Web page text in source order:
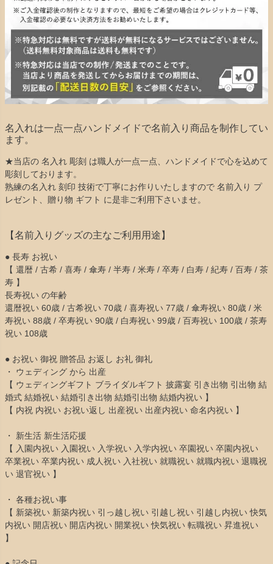
名入れは一点一点ハンドメイドで名前入り商品を制作してい
ます。
★当店の 名入れ 彫刻 は職人が一点一点、ハンドメイドで心を込めて
彫刻しております。
熟練の名入れ 刻印 技術で丁寧にお作りいたしますので 名前入り プ
レゼント、贈り物 ギフト に是非ご利用下さいませ。
【名前入りグッズの主なご利用用途】
● 長寿 お祝い
【 還暦 / 古希 / 喜寿 / 傘寿 / 半寿 / 米寿 / 卒寿 / 白寿 / 紀寿 / 百寿 / 茶
寿 】
長寿祝い の年齢
還暦祝い 60歳 / 古希祝い 70歳 / 喜寿祝い 77歳 / 傘寿祝い 80歳 / 米
寿祝い 88歳 / 卒寿祝い 90歳 / 白寿祝い 99歳 / 百寿祝い 100歳 / 茶寿
祝い 108歳
● お祝い 御祝 贈答品 お返し お礼 御礼
・ ウェディング から 出産
【 ウェディングギフト ブライダルギフト 披露宴 引き出物 引出物 結
婚式 結婚祝い 結婚引き出物 結婚引出物 結婚内祝い 】
【 内祝 内祝い お祝い返し 出産祝い 出産内祝い 命名内祝い 】
・ 新生活 新生活応援
【 入園内祝い 入園祝い 入学祝い 入学内祝い 卒園祝い 卒園内祝い
卒業祝い 卒業内祝い 成人祝い 入社祝い 就職祝い 就職内祝い 退職祝
い 退官祝い 】
・ 各種お祝い事
【 新築祝い 新築内祝い 引っ越し祝い 引越し祝い 引越し内祝い 快気
内祝い 開店祝い 開店内祝い 開業祝い 快気祝い 転職祝い 昇進祝い
】